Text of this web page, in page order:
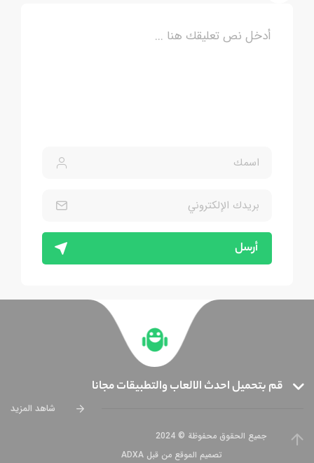
أرسل
قم بتحميل احدث الالعاب والتطبيقات مجانا
شاهد المزيد
جميع الحقوق محفوظة © 2024
تصميم الموقع من قبل ADXA